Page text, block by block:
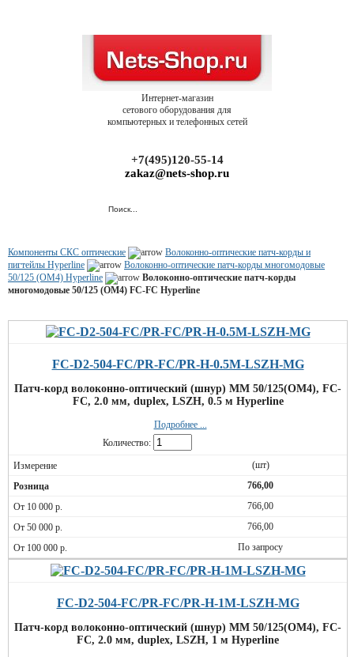
Интернет-магазин
сетового оборудования для
компьютерных и телефонных сетей
+7(495)120-55-14
zakaz@nets-shop.ru
Компоненты СКС оптические
Волоконно-оптические патч-корды и
пигтейлы Hyperline
Волоконно-оптические патч-корды многомодовые
50/125 (OM4) Hyperline
Волоконно-оптические патч-корды
многомодовые 50/125 (OM4) FC-FC Hyperline
FC-D2-504-FC/PR-FC/PR-H-0.5M-LSZH-MG
Патч-корд волоконно-оптический (шнур) MM 50/125(OM4), FC-
FC, 2.0 мм, duplex, LSZH, 0.5 м Hyperline
Подробнее ...
Количество:
(шт)
766,00
766,00
766,00
По запросу
FC-D2-504-FC/PR-FC/PR-H-1M-LSZH-MG
Патч-корд волоконно-оптический (шнур) MM 50/125(OM4), FC-
FC, 2.0 мм, duplex, LSZH, 1 м Hyperline